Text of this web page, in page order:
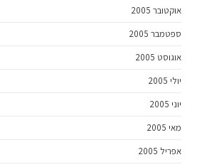
אוקטובר 2005
ספטמבר 2005
אוגוסט 2005
יולי 2005
יוני 2005
מאי 2005
אפריל 2005